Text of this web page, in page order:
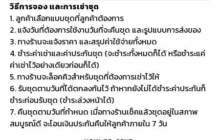
วิธีการจอง และการเช่าชุด
1. ลูกค้าเลือกแบบชุดที่ลูกค้าต้องการ
2. แจ้งวันที่ต้องการใช้งานวันที่จะคืนชุด และรูปแบบการส่งของ
3. ทางร้านจะแจ้งราคา และสรุปค่าใช้จ่ายทั้งหมด
4. ชำระค่าเช่าและค่าประกันชุด (จะชำระทั้งหมดก็ได้ หรือชำระแค่
ค่าเช่าไว้อย่างเดียวก่อนก็ได้)
5. ทางร้านจะล็อคคิวสำหรับชุดที่ต้องการเช่าไว้ให้
6. รับชุดตามวันที่ได้ตกลงกันไว้ ถ้าหากยังไม่ได้ชำระค่าประกันก็
ชำระก่อนรับชุด (ชำระล่วงหน้าได้)
7. คืนชุดตามวันที่กำหนด เมื่อทางร้านเช็คแล้วชุดอยู่ในสภาพ
สมบูรณ์ดี จะโอนเงินประกันคืนให้ลูกค้าภายใน 7 วัน